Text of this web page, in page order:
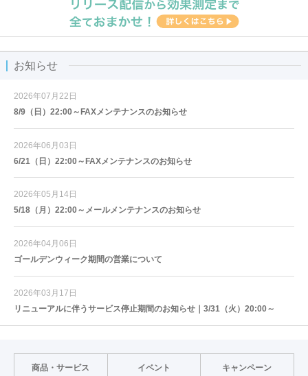
お知らせ
2026年07月22日
8/9（日）22:00～FAXメンテナンスのお知らせ
2026年06月03日
6/21（日）22:00～FAXメンテナンスのお知らせ
2026年05月14日
5/18（月）22:00～メールメンテナンスのお知らせ
2026年04月06日
ゴールデンウィーク期間の営業について
2026年03月17日
リニューアルに伴うサービス停止期間のお知らせ｜3/31（火）20:00～
商品・サービス イベント キャンペーン